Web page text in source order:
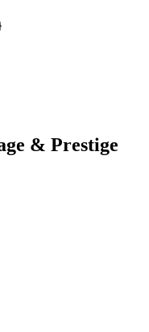
& Prestige